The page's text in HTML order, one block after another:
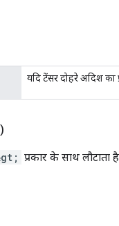
यदि टेंसर दोहरे अदिश का
प्रकार के साथ लौटाता